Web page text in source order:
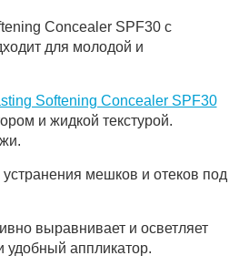
Concealer SPF30 с
для молодой и
и жидкой текстурой.
мешков и отеков под
выравнивает и осветляет
удобный аппликатор.